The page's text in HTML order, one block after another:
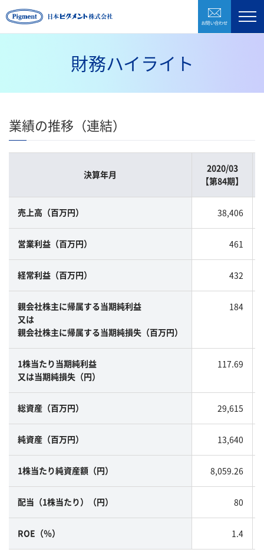
製品紹介
採用情報
株式会社日本ピグメントホールディングス
財務ハイライト
業績の推移（連結）
決算年月
2020/03
【第84期】
売上高（百万円） 38,406
営業利益（百万円） 461
経常利益（百万円） 432
親会社株主に帰属する当期純利益
又は
親会社株主に帰属する当期純損失（百万円）
184
1株当たり当期純利益
又は当期純損失（円）
117.69
総資産（百万円） 29,615
純資産（百万円） 13,640
1株当たり純資産額（円） 8,059.26
配当（1株当たり）（円） 80
ROE（％） 1.4